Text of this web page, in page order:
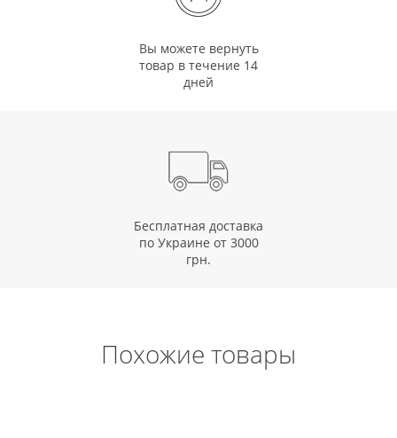
Вы можете вернуть
товар в течение 14
дней
Бесплатная доставка
по Украине от 3000
грн.
Похожие товары